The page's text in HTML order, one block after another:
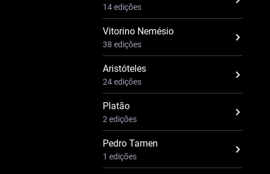
14 edições
Vitorino Nemésio
38 edições
Aristóteles
24 edições
Platão
2 edições
Pedro Tamen
1 edições